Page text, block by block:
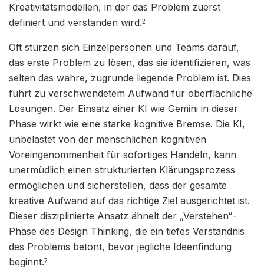
Kreativitätsmodellen, in der das Problem zuerst
definiert und verstanden wird.2
Oft stürzen sich Einzelpersonen und Teams darauf,
das erste Problem zu lösen, das sie identifizieren, was
selten das wahre, zugrunde liegende Problem ist. Dies
führt zu verschwendetem Aufwand für oberflächliche
Lösungen. Der Einsatz einer KI wie Gemini in dieser
Phase wirkt wie eine starke kognitive Bremse. Die KI,
unbelastet von der menschlichen kognitiven
Voreingenommenheit für sofortiges Handeln, kann
unermüdlich einen strukturierten Klärungsprozess
ermöglichen und sicherstellen, dass der gesamte
kreative Aufwand auf das richtige Ziel ausgerichtet ist.
Dieser disziplinierte Ansatz ähnelt der „Verstehen“-
Phase des Design Thinking, die ein tiefes Verständnis
des Problems betont, bevor jegliche Ideenfindung
beginnt.7